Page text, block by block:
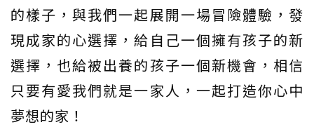
的樣子，與我們一起展開一場冒險體驗，發
現成家的心選擇，給自己一個擁有孩子的新
選擇，也給被出養的孩子一個新機會，相信
只要有愛我們就是一家人，一起打造你心中
夢想的家！